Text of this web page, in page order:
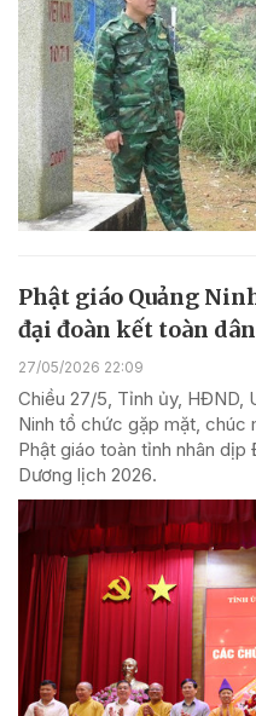
Phật giáo Quảng
đại đoàn kết toàn
27/05/2026 22:09
Chiều 27/5, Tỉnh ủy, HĐND,
Ninh tổ chức gặp mặt,
Phật giáo toàn tỉnh nhân
Dương lịch 2026.